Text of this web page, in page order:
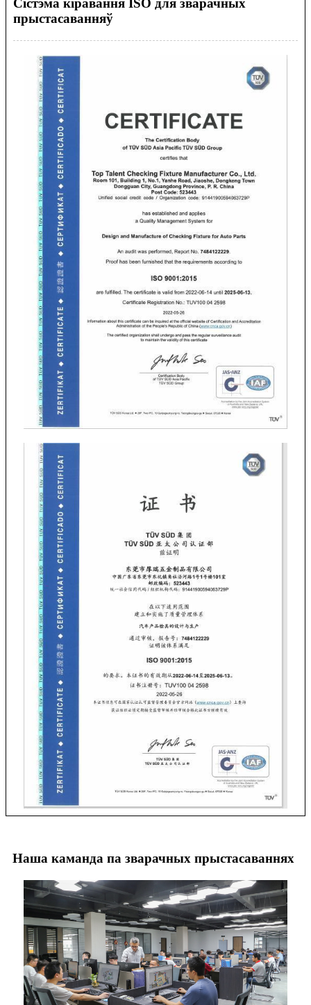
Сістэма кіравання ISO для зварачных
прыстасаванняў
Наша каманда па зварачных прыстасаваннях